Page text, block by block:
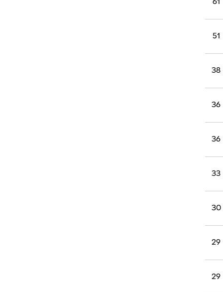
61
51
38
36
36
33
30
29
29